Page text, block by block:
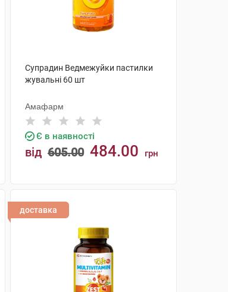
Супрадин Ведмежуйки пастилки
жувальні 60 шт
Амафарм
Є в наявності
від 605.00 484.00 грн
доставка